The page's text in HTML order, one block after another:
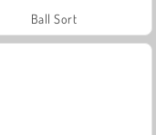
Ball Sort